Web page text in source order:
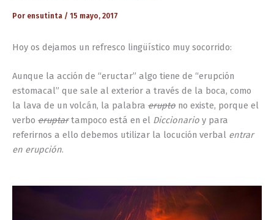
Por ensutinta / 15 mayo, 2017
Hoy os dejamos un refresco lingüístico muy socorrido:
Aunque la acción de “eructar” algo tiene de “erupción
estomacal” que sale al exterior a través de la boca, como
la lava de un volcán, la palabra erupto no existe, porque el
verbo eruptartampoco está en el Diccionario y para
referirnos a ello debemos utilizar la locución verbal entrar
en erupción.